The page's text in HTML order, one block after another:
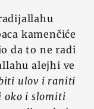
kamenčiće
da to ne radi
alejhi ve
ulov i raniti
oko i slomiti